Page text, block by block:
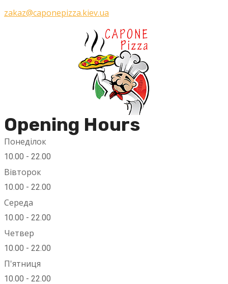
zakaz@caponepizza.kiev.ua
Opening Hours
Понеділок
10.00 - 22.00
Вівторок
10.00 - 22.00
Середа
10.00 - 22.00
Четвер
10.00 - 22.00
П'ятниця
10.00 - 22.00